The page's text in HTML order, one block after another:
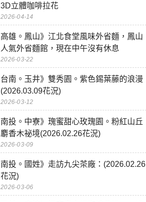
3D立體咖啡拉花
2026-04-14
高雄。鳳山》江北食堂風味外省麵，鳳山
人氣外省麵館，現在中午沒有休息
2026-03-22
台南。玉井》雙秀園。紫色錫葉藤的浪漫
(2026.03.09花況)
2026-03-12
南投。中寮》瑰蜜甜心玫瑰園。粉紅山丘
麝香木祕境(2026.02.26花況)
2026-03-09
南投。國姓》走訪九尖茶廠：(2026.02.26
花況)
2026-03-06